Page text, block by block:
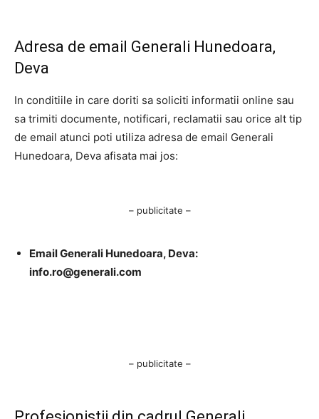
Adresa de email Generali Hunedoara,
Deva
In conditiile in care doriti sa soliciti informatii online sau
sa trimiti documente, notificari, reclamatii sau orice alt tip
de email atunci poti utiliza adresa de email Generali
Hunedoara, Deva afisata mai jos:
– publicitate –
Email Generali Hunedoara, Deva:
info.ro@generali.com
– publicitate –